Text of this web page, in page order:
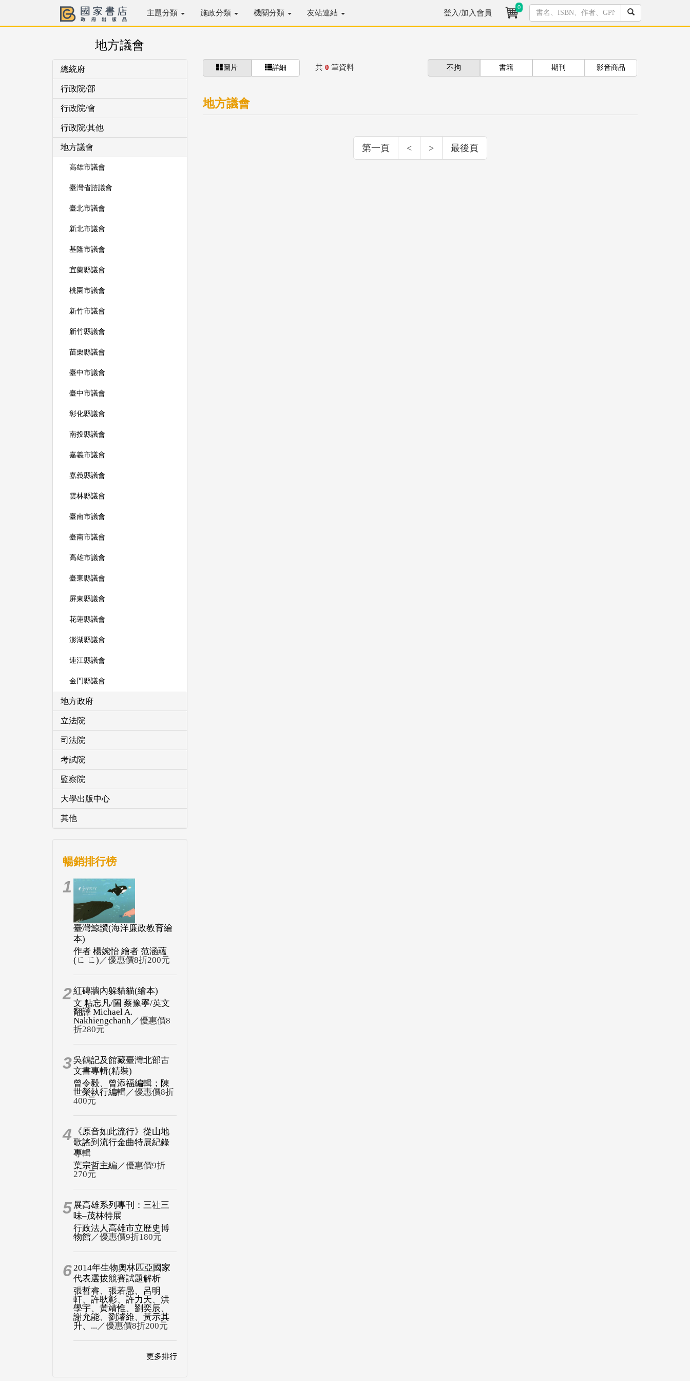
主題分類 施政分類 機關分類 友站連結 登入/加入會員
0
地方議會
總統府
行政院/部
行政院/會
行政院/其他
地方議會
高雄市議會
臺灣省諮議會
臺北市議會
新北市議會
基隆市議會
宜蘭縣議會
桃園市議會
新竹市議會
新竹縣議會
苗栗縣議會
臺中市議會
臺中市議會
彰化縣議會
南投縣議會
嘉義市議會
嘉義縣議會
雲林縣議會
臺南市議會
臺南市議會
高雄市議會
臺東縣議會
屏東縣議會
花蓮縣議會
澎湖縣議會
連江縣議會
金門縣議會
地方政府
立法院
司法院
考試院
監察院
大學出版中心
其他
暢銷排行榜
1
臺灣鯨讚(海洋廉政教育繪
本)
作者 楊婉怡 繪者 范涵蘊
(ㄈ ㄈ) ／優惠價8折200元
2紅磚牆內躲貓貓(繪本)
文 粘忘凡/圖 蔡豫寧/英文
翻譯 Michael A.
Nakhiengchanh／優惠價8
折280元
3吳鶴記及館藏臺灣北部古
文書專輯(精裝)
曾令毅、曾添福編輯；陳
世榮執行編輯／優惠價8折
400元
4
《原音如此流行》從山地
歌謠到流行金曲特展紀錄
專輯
葉宗哲主編 ／優惠價9折
270元
5 展高雄系列專刊：三社三
味–茂林特展
行政法人高雄市立歷史博
物館／優惠價9折180元
62014年生物奧林匹亞國家
代表選拔競賽試題解析
張哲睿、張若愚、呂明
軒、許耿彰、許力天、洪
學宇、黃靖惟、劉奕辰、
謝允能、劉濬維、黃示其
升、... ／優惠價8折200元
更多排行
圖片 詳細 共 0 筆資料 不拘 書籍 期刊 影音商品
地方議會
第一頁 < > 最後頁